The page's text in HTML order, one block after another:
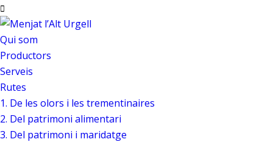
Qui som
Productors
Serveis
Rutes
1. De les olors i les trementinaires
2. Del patrimoni alimentari
3. Del patrimoni i maridatge